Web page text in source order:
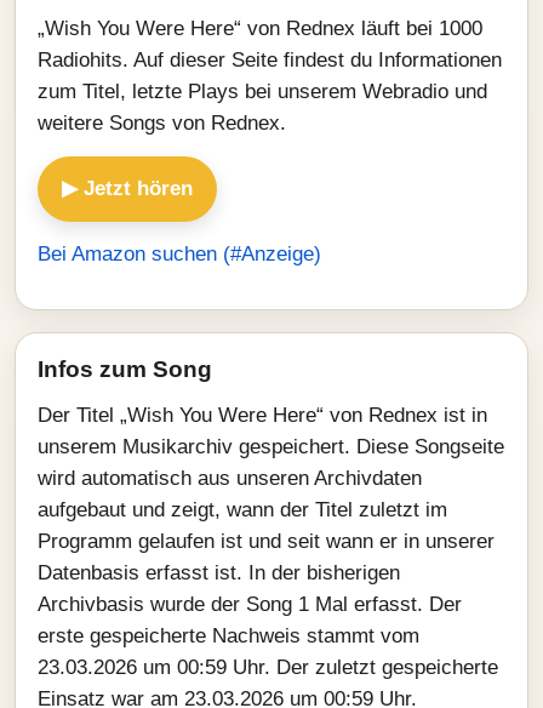
„Wish You Were Here“ von Rednex läuft bei 1000
Radiohits. Auf dieser Seite findest du Informationen
zum Titel, letzte Plays bei unserem Webradio und
weitere Songs von Rednex.
▶ Jetzt hören
Bei Amazon suchen (#Anzeige)
Infos zum Song
Der Titel „Wish You Were Here“ von Rednex ist in
unserem Musikarchiv gespeichert. Diese Songseite
wird automatisch aus unseren Archivdaten
aufgebaut und zeigt, wann der Titel zuletzt im
Programm gelaufen ist und seit wann er in unserer
Datenbasis erfasst ist. In der bisherigen
Archivbasis wurde der Song 1 Mal erfasst. Der
erste gespeicherte Nachweis stammt vom
23.03.2026 um 00:59 Uhr. Der zuletzt gespeicherte
Einsatz war am 23.03.2026 um 00:59 Uhr.